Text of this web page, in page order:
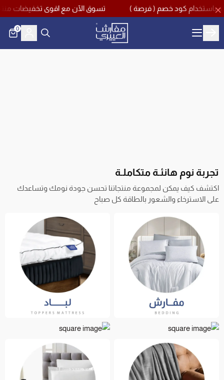
تسوق الآن مع اقوى تخفيضات منتصف العام بخصم يصل حتى 60% مع كود خصم اضافي 10%
مفارش العييري
0
تجربة نوم هانئـة متكاملـة
اكتشف كيف يمكن لمجموعة منتجاتنا تحسن جودة نومك وتساعدك
على الاسترخاء والشعور بالطاقة كل صباح